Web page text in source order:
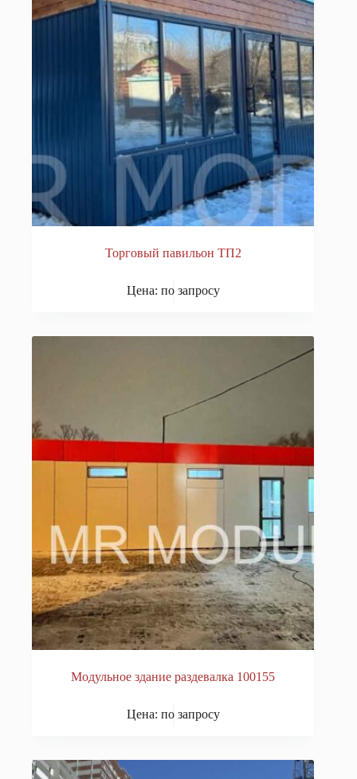
Торговый павильон ТП2
Цена: по запросу
Модульное здание раздевалка 100155
Цена: по запросу